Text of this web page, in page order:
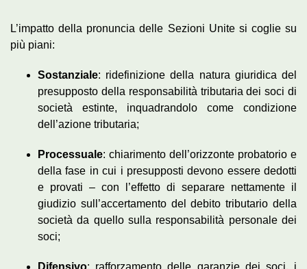
L’impatto della pronuncia delle Sezioni Unite si coglie su
più piani:
Sostanziale: ridefinizione della natura giuridica del
presupposto della responsabilità tributaria dei soci di
società estinte, inquadrandolo come condizione
dell’azione tributaria;
Processuale: chiarimento dell’orizzonte probatorio e
della fase in cui i presupposti devono essere dedotti
e provati – con l’effetto di separare nettamente il
giudizio sull’accertamento del debito tributario della
società da quello sulla responsabilità personale dei
soci;
Difensivo: rafforzamento delle garanzie dei soci, i